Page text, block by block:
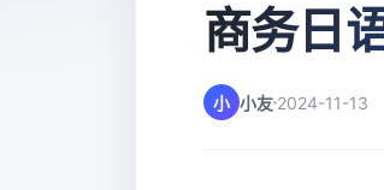
商务日
小 小友 2024-11-13